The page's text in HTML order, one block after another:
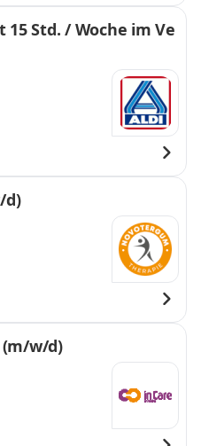
Std. / Woche im Ve
d)
w/d)